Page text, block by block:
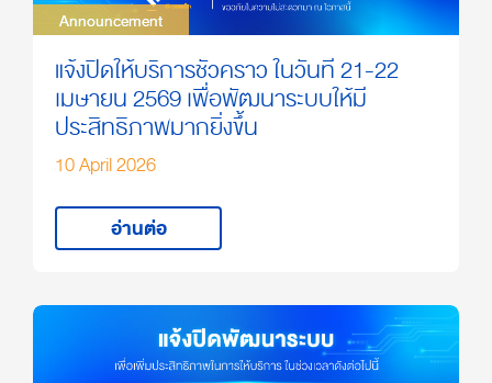
Announcement
Announcement
แจ้งปิดให้บริการชั่วคราว ในวันที่ 21-22
เมษายน 2569 เพื่อพัฒนาระบบให้มี
ประสิทธิภาพมากยิ่งขึ้น
10 April 2026
อ่านต่อ